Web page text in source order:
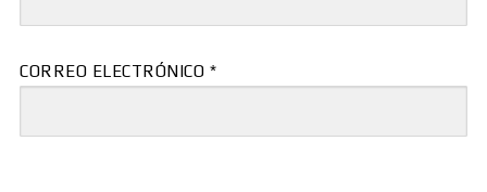
CORREO ELECTRÓNICO *